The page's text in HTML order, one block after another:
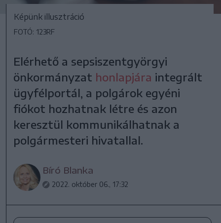
Képünk illusztráció
FOTÓ: 123RF
Elérhető a sepsiszentgyörgyi
önkormányzat honlapjára integrált
ügyfélportál, a polgárok egyéni
fiókot hozhatnak létre és azon
keresztül kommunikálhatnak a
polgármesteri hivatallal.
Bíró Blanka
2022. október 06., 17:32